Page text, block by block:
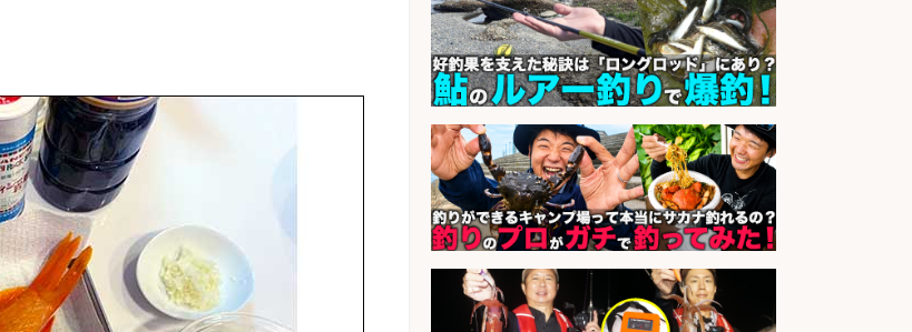
辺でお魚のカットや商品の陳列スタ
ッフ/未経験歓迎×残業少なめ×車通
勤OK/鹿児島県/志布志市
sponsored by 求人ボックス
精肉・青果・鮮魚販売/「志布志
市」「時給1,150円〜」志布志市内
でお魚のカットや商品の陳列スタッ
フ/車通勤OK×時間選べる×未経験歓
迎/鹿児島県/志布志市